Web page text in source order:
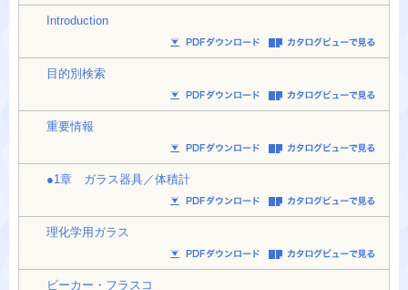
Introduction
目的別検索
重要情報
●1章 ガラス器具／体積計
理化学用ガラス
ビーカー・フラスコ